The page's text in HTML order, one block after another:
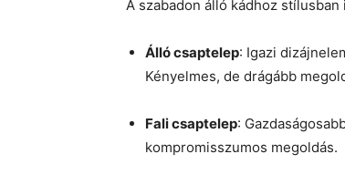
A szabadon álló kádhoz
Álló csaptelep: Igazi
Kényelmes, de drágább
Fali csaptelep:
kompromisszumos megoldás.